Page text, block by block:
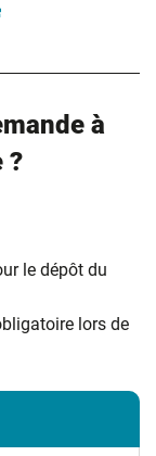
(ouverture dans un
un nouvel onglet)
à
?
le dépôt du
lors de